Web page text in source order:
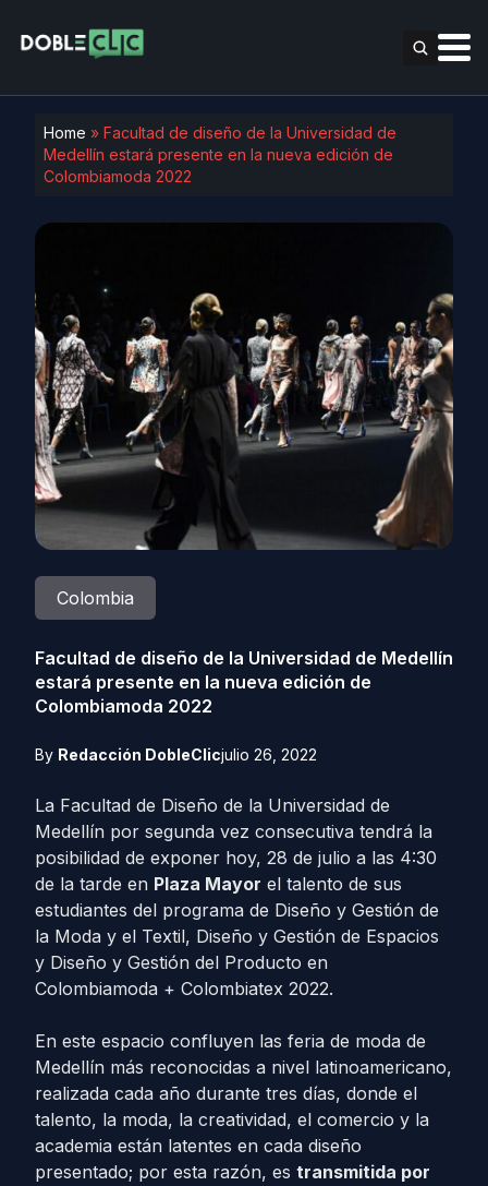
Home » Facultad de diseño de la Universidad de
Medellín estará presente en la nueva edición de
Colombiamoda 2022
Colombia
Facultad de diseño de la Universidad de Medellín
estará presente en la nueva edición de
Colombiamoda 2022
By Redacción DobleClicjulio 26, 2022
La Facultad de Diseño de la Universidad de
Medellín por segunda vez consecutiva tendrá la
posibilidad de exponer hoy, 28 de julio a las 4:30
de la tarde en Plaza Mayor el talento de sus
estudiantes del programa de Diseño y Gestión de
la Moda y el Textil, Diseño y Gestión de Espacios
y Diseño y Gestión del Producto en
Colombiamoda + Colombiatex 2022.
En este espacio confluyen las feria de moda de
Medellín más reconocidas a nivel latinoamericano,
realizada cada año durante tres días, donde el
talento, la moda, la creatividad, el comercio y la
academia están latentes en cada diseño
presentado; por esta razón, es transmitida por